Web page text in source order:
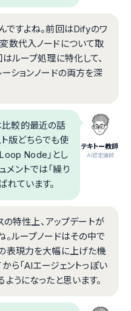
ですよね。前回はDifyのワ
数代入ノードについて取
ループ処理に特化して、
ションノードの両方を深
テキトー教師
.AI認定講師
比較的最近の話
版どちらでも使
Loop Node」とし
メントでは「繰り
れています。
特性上、アップデートが
。ループノードはその中で
表現力を大幅に上げた機
ら「AIエージェントっぽい
うになったと思います。